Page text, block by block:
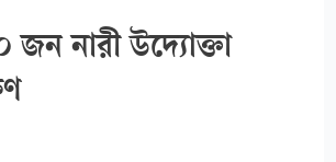
জন নারী উদ্যোক্তা